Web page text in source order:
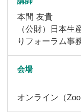
本間 友貴
（公財）日本生
りフォーラム事
会場
オンライン（